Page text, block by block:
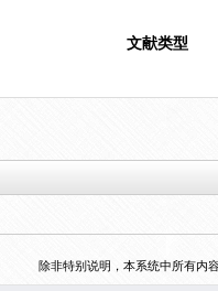
文献类型
除非特别说明，本系统中所有内